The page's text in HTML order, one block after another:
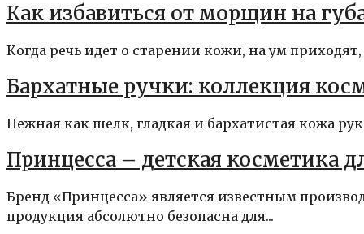
Как избавиться от морщин на
Когда речь идет о старении кожи, на ум
Бархатные ручки: коллекция
Нежная как шелк, гладкая и бархатистая кожа
Принцесса – детская косметика
Бренд «Принцесса» является известным
продукция абсолютно безопасна для...